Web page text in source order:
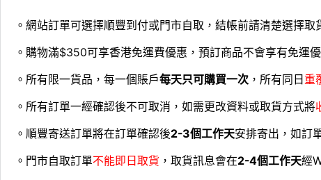
。網站訂單可選擇順豐到付或門市自取，結帳前請清楚選擇
。購物滿$350可享香港免運費優惠，預訂商品不會享有免運
。所有限一貨品，每一個賬戶每天只可購買一次 ，所有同日 重
。所有訂單一經確認後不可取消，如需更改資料或取貨方式將
。順豐寄送訂單將在訂單確認後2-3個工作天安排寄出，如訂
。門市自取訂單不能即日取貨 ，取貨訊息會在2-4個工作天經